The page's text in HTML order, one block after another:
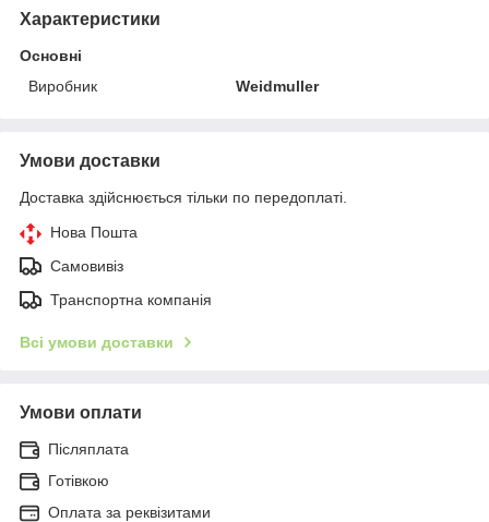
Характеристики
Основні
Виробник
Weidmuller
Умови доставки
Доставка здійснюється тільки по передоплаті.
Нова Пошта
Самовивіз
Транспортна компанія
Всі умови доставки
Умови оплати
Післяплата
Готівкою
Оплата за реквізитами